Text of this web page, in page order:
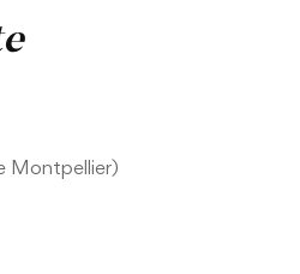
Montpellier)